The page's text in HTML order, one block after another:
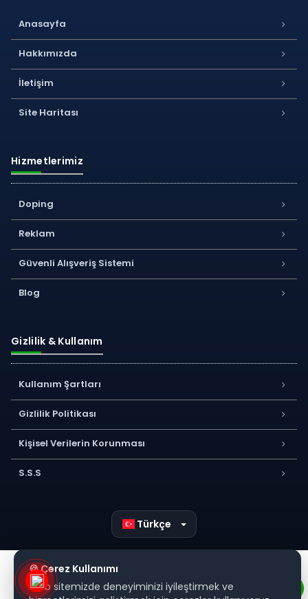
Anasayfa
Hakkımızda
İletişim
Site Haritası
Hizmetlerimiz
Doping
Reklam
Güvenli Alışveriş Sistemi
Blog
Gizlilik & Kullanım
Kullanım Şartları
Gizlilik Politikası
Kişisel Verilerin Korunması
S.S.S
Türkçe
🍪 Çerez Kullanımı
Web sitemizde deneyiminizi iyileştirmek ve